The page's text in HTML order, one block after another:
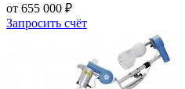
от 655 000 ₽
Запросить счёт